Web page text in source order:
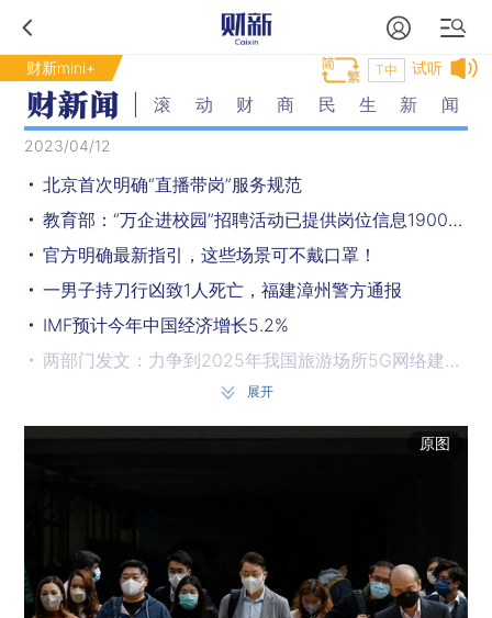
财新mini+ 试听
T中
滚动财商民生新闻
2023/04/12
北京首次明确“直播带岗”服务规范
教育部：“万企进校园”招聘活动已提供岗位信息1900万余个
官方明确最新指引，这些场景可不戴口罩！
一男子持刀行凶致1人死亡，福建漳州警方通报
IMF预计今年中国经济增长5.2%
两部门发文：力争到2025年我国旅游场所5G网络建设基本完善
广西老虎山山火原因初步查明，2人被刑拘
对15个成员国全面生效！菲律宾正式提交RCEP核准书
7名被拐儿童已被三亚警方救出，急寻亲生父母
北京消协调查新能源汽车：消费者最担心充电配套设施不完善、续航里程不足
展开
原图